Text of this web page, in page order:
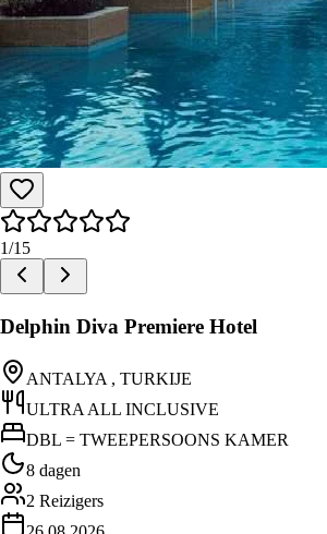
1/15
Delphin Diva Premiere Hotel
ANTALYA , TURKIJE
ULTRA ALL INCLUSIVE
DBL = TWEEPERSOONS KAMER
8 dagen
2 Reizigers